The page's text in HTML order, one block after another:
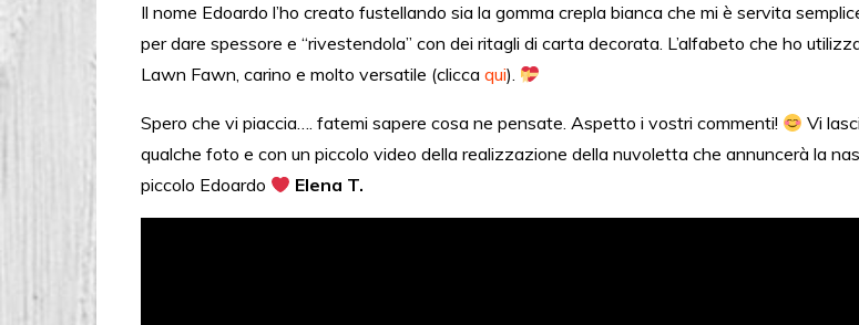
Il nome Edoardo l’ho creato fustellando sia la gomma crepla bianca che mi è servita
per dare spessore e “rivestendola” con dei ritagli di carta decorata. L’alfabeto che ho
Lawn Fawn, carino e molto versatile (clicca qui).
Spero che vi piaccia…. fatemi sapere cosa ne pensate. Aspetto i vostri commenti!
Vi
qualche foto e con un piccolo video della realizzazione della nuvoletta che annuncerà la
piccolo Edoardo
Elena T.